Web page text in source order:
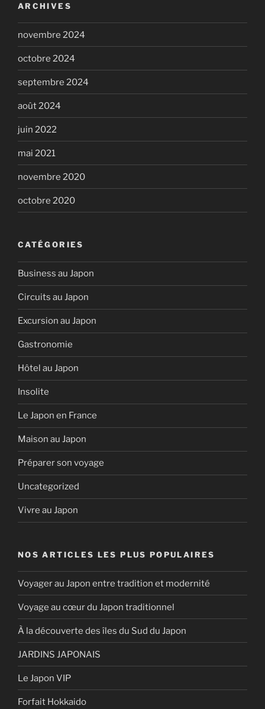
ARCHIVES
novembre 2024
octobre 2024
septembre 2024
août 2024
juin 2022
mai 2021
novembre 2020
octobre 2020
CATÉGORIES
Business au Japon
Circuits au Japon
Excursion au Japon
Gastronomie
Hôtel au Japon
Insolite
Le Japon en France
Maison au Japon
Préparer son voyage
Uncategorized
Vivre au Japon
NOS ARTICLES LES PLUS POPULAIRES
Voyager au Japon entre tradition et modernité
Voyage au cœur du Japon traditionnel
À la découverte des îles du Sud du Japon
JARDINS JAPONAIS
Le Japon VIP
Forfait Hokkaido